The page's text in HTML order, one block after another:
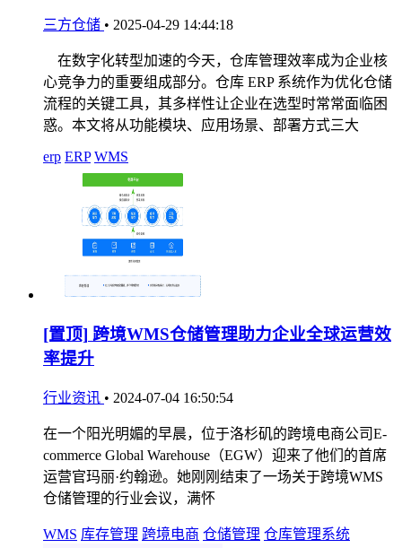
三方仓储 • 2025-04-29 14:44:18
在数字化转型加速的今天，仓库管理效率成为企业核
心竞争力的重要组成部分。仓库 ERP 系统作为优化仓储
流程的关键工具，其多样性让企业在选型时常常面临困
惑。本文将从功能模块、应用场景、部署方式三大
erp ERP WMS
[置顶] 跨境WMS仓储管理助力企业全球运营效
率提升
行业资讯 • 2024-07-04 16:50:54
在一个阳光明媚的早晨，位于洛杉矶的跨境电商公司E-
commerce Global Warehouse（EGW）迎来了他们的首席
运营官玛丽·约翰逊。她刚刚结束了一场关于跨境WMS
仓储管理的行业会议，满怀
WMS 库存管理 跨境电商 仓储管理 仓库管理系统